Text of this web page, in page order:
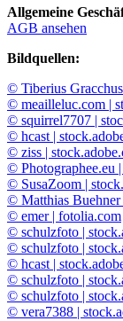
Allgemeine
AGB ansehen
Bildquellen:
© Tiberius
© meailleluc.com |
© squirrel7707 |
© hcast |
© ziss |
© Photographee.eu
© SusaZoom |
© Matthias Buehner
© emer | fotolia.com
© schulzfoto |
© schulzfoto |
© hcast |
© schulzfoto |
© schulzfoto |
© vera7388 |